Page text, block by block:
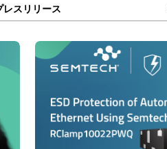
レスリリース